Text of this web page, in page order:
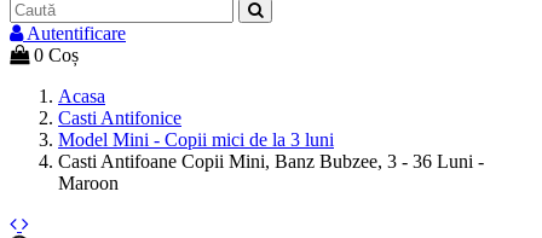
Autentificare
0 Coș
Acasa
Casti Antifonice
Model Mini - Copii mici de la 3 luni
Casti Antifoane Copii Mini, Banz Bubzee, 3 - 36 Luni -
Maroon